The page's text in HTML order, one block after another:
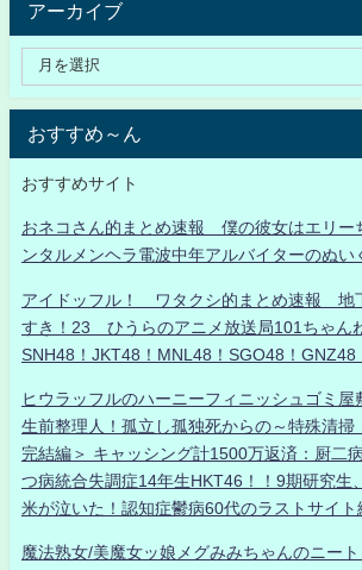
アーカイブ
おすすめ～ん
おすすめサイト
おネコさん的まとめ速報 僕の彼女はエリー
ンタルメンヘラ電波中年アルバイターのぬい
アイドッフル！ ワタクシ的まとめ速報 地
すき！23 ひうらのアニメ放送局101ちゃん
SNH48！JKT48！MNL48！SGO48！GNZ48
ヒウラッフルのハーニーフィニッシュゴミ屋
生前整理人！孤立し孤独死からの～特殊清掃
完結編＞ キャッシング計1500万返済：厨二
つ病統合失調症14年生HKT46！！9期研究生
米が泣いた！認知症鬱病60代のラストサイト
魔法熟女/美魔女ッ娘メグみみちゃんのニー